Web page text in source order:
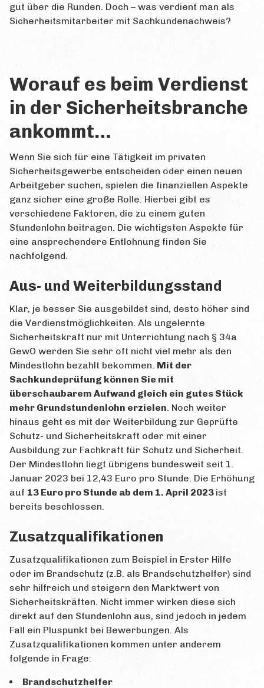
Bewertung
Wiederholung
GESETZ
FRAGEN
Häufige Fragen
Glossar
Qualifizierungen
Suche
Kontakt
Testfragen
Insider-Tipps
BLOG
Neueste Beiträge
Alle Beiträge
LINKS
HILFE-FORUM
Alle Beiträge
Eigenen Beitrag erstellen
INFO
Kontaktformular
gut über die Runden. Doch – was verdient man als
Sicherheitsmitarbeiter mit Sachkundenachweis?
Worauf es beim Verdienst
in der Sicherheitsbranche
ankommt…
Wenn Sie sich für eine Tätigkeit im privaten
Sicherheitsgewerbe entscheiden oder einen neuen
Arbeitgeber suchen, spielen die finanziellen Aspekte
ganz sicher eine große Rolle. Hierbei gibt es
verschiedene Faktoren, die zu einem guten
Stundenlohn beitragen. Die wichtigsten Aspekte für
eine ansprechendere Entlohnung finden Sie
nachfolgend.
Aus- und Weiterbildungsstand
Klar, je besser Sie ausgebildet sind, desto höher sind
die Verdienstmöglichkeiten. Als ungelernte
Sicherheitskraft nur mit Unterrichtung nach § 34a
GewO werden Sie sehr oft nicht viel mehr als den
Mindestlohn bezahlt bekommen. Mit der
Sachkundeprüfung können Sie mit
überschaubarem Aufwand gleich ein gutes Stück
mehr Grundstundenlohn erzielen. Noch weiter
hinaus geht es mit der Weiterbildung zur Geprüfte
Schutz- und Sicherheitskraft oder mit einer
Ausbildung zur Fachkraft für Schutz und Sicherheit.
Der Mindestlohn liegt übrigens bundesweit seit 1.
Januar 2023 bei 12,43 Euro pro Stunde. Die Erhöhung
auf 13 Euro pro Stunde ab dem 1. April 2023 ist
bereits beschlossen.
Zusatzqualifikationen
Zusatzqualifikationen zum Beispiel in Erster Hilfe
oder im Brandschutz (z.B. als Brandschutzhelfer) sind
sehr hilfreich und steigern den Marktwert von
Sicherheitskräften. Nicht immer wirken diese sich
direkt auf den Stundenlohn aus, sind jedoch in jedem
Fall ein Pluspunkt bei Bewerbungen. Als
Zusatzqualifikationen kommen unter anderem
folgende in Frage:
Brandschutzhelfer